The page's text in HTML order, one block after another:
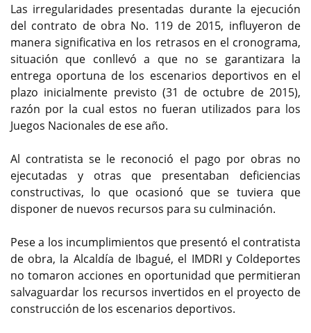
Las irregularidades presentadas durante la ejecución
del contrato de obra No. 119 de 2015, influyeron de
manera significativa en los retrasos en el cronograma,
situación que conllevó a que no se garantizara la
entrega oportuna de los escenarios deportivos en el
plazo inicialmente previsto (31 de octubre de 2015),
razón por la cual estos no fueran utilizados para los
Juegos Nacionales de ese año.
Al contratista se le reconoció el pago por obras no
ejecutadas y otras que presentaban deficiencias
constructivas, lo que ocasionó que se tuviera que
disponer de nuevos recursos para su culminación.
Pese a los incumplimientos que presentó el contratista
de obra, la Alcaldía de Ibagué, el IMDRI y Coldeportes
no tomaron acciones en oportunidad que permitieran
salvaguardar los recursos invertidos en el proyecto de
construcción de los escenarios deportivos.